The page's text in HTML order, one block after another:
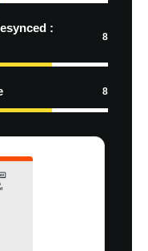
:
8
8